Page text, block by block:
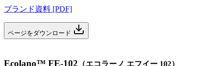
ブランド資料 [PDF]
ページをダウンロード
Ecolano™ FE-102 （エコラーノ エフイー 102）